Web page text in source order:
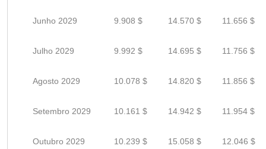
Junho 2029 9.908 $ 14.570 $ 11.656 $
Julho 2029 9.992 $ 14.695 $ 11.756 $
Agosto 2029 10.078 $ 14.820 $ 11.856 $
Setembro 2029 10.161 $ 14.942 $ 11.954 $
Outubro 2029 10.239 $ 15.058 $ 12.046 $